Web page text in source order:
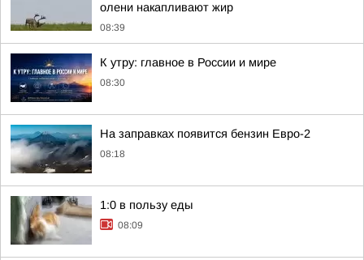
олени накапливают жир
08:39
К утру: главное в России и мире
08:30
На заправках появится бензин Евро-2
08:18
1:0 в пользу еды
08:09